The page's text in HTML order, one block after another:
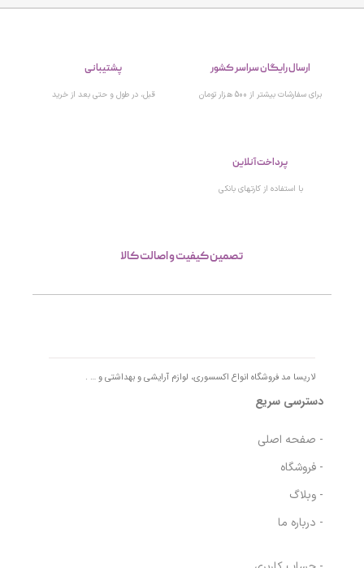
ارسال رایگان سراسر کشور
برای سفارشات بیشتر از 500 هزار تومان
پشتیبانی
قبل، در طول و حتی بعد از خرید
پرداخت آنلاین
با استفاده از کارتهای بانکی
تصمین کیفیت و اصالت کالا
لاریسا مد فروشگاه انواع اکسسوری، لوازم آرایشی و بهداشتی و … .
دسترسی سریع